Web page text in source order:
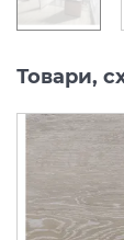
Товари,